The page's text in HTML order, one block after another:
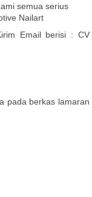
semua serius
Nailart
Email berisi : CV
pada berkas lamaran